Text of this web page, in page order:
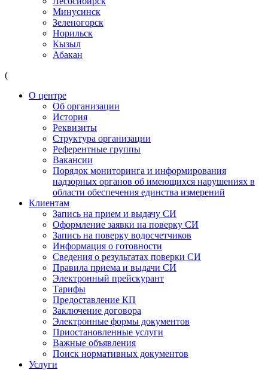
Минусинск
Зеленогорск
Норильск
Кызыл
Абакан
(
О центре
Об организации
История
Реквизиты
Структура организации
Референтные группы
Вакансии
Порядок мониторинга и информирования
надзорных органов об имеющихся нарушениях в
области обеспечения единства измерений
Клиентам
Запись на прием и выдачу СИ
Оформление заявки на поверку СИ
Запись на поверку водосчетчиков
Информация о готовности
Сведения о результатах поверки СИ
Правила приема и выдачи СИ
Электронный прейскурант
Тарифы
Предоставление КП
Заключение договора
Электронные формы документов
Приостановленные услуги
Важные объявления
Поиск нормативных документов
Услуги